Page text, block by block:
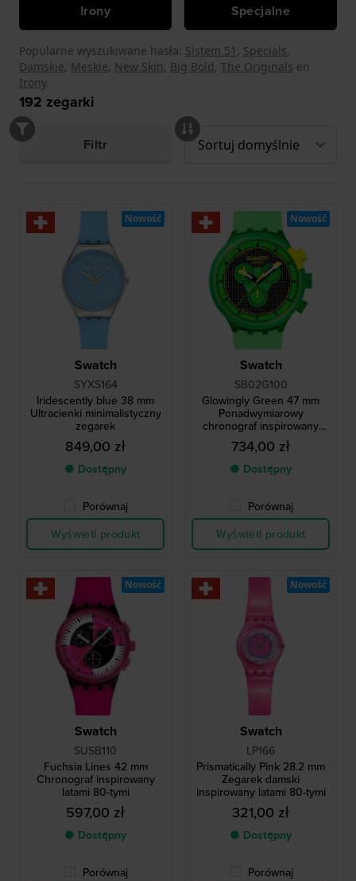
Irony Specjalne
Popularne wyszukiwane hasła: Sistem 51 , Specials,
Damskie, Meskie, New Skin, Big Bold, The Originals en
Irony.
192 zegarki
Filtr
Swatch
SYXS164
Iridescently blue 38 mm
Ultracienki minimalistyczny
zegarek
849,00 zł
● Dostępny
Porównaj
Wyświetl produkt
Nowość
Swatch
SB02G100
Glowingly Green 47 mm
Ponadwymiarowy
chronograf inspirowany
latami 80-tymi
734,00 zł
● Dostępny
Porównaj
Wyświetl produkt
Nowość
Swatch
SUSB110
Fuchsia Lines 42 mm
Chronograf inspirowany
latami 80-tymi
597,00 zł
● Dostępny
Porównaj
Nowość
Swatch
LP166
Prismatically Pink 28.2 mm
Zegarek damski
inspirowany latami 80-tymi
321,00 zł
● Dostępny
Porównaj
Nowość